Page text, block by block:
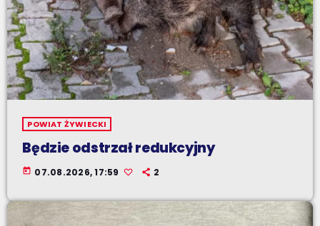
POWIAT ŻYWIECKI
Będzie odstrzał redukcyjny
today 07.08.2026, 17:59 2